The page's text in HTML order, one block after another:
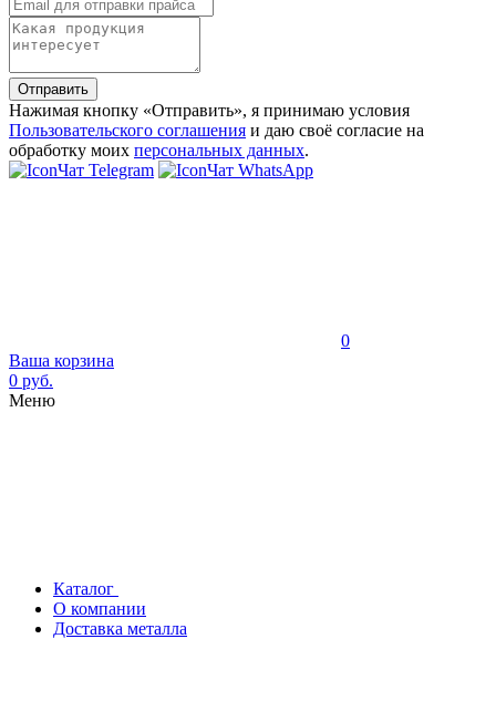
Отправить
Нажимая кнопку «Отправить», я принимаю условия
Пользовательского соглашения и даю своё согласие на
обработку моих персональных данных.
Чат Telegram
Чат WhatsApp
0
Ваша корзина
0 руб.
Меню
Каталог
О компании
Доставка металла